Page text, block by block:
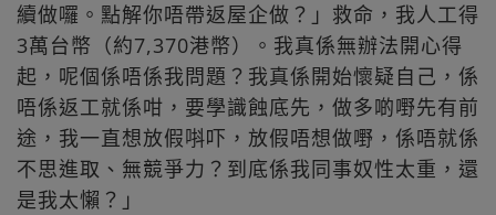
續做囉。點解你唔帶返屋企做？」救命，我人工得
3萬台幣（約7,370港幣）。我真係無辦法開心得
起，呢個係唔係我問題？我真係開始懷疑自己，係
唔係返工就係咁，要學識蝕底先，做多啲嘢先有前
途，我一直想放假唞吓，放假唔想做嘢，係唔就係
不思進取、無競爭力？到底係我同事奴性太重，還
是我太懶？」